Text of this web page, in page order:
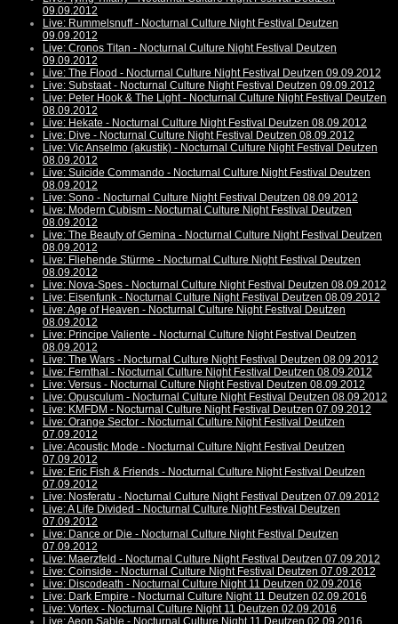
09.09.2012
Live: Rummelsnuff - Nocturnal Culture Night Festival Deutzen
09.09.2012
Live: Cronos Titan - Nocturnal Culture Night Festival Deutzen
09.09.2012
Live: The Flood - Nocturnal Culture Night Festival Deutzen 09.09.2012
Live: Substaat - Nocturnal Culture Night Festival Deutzen 09.09.2012
Live: Peter Hook & The Light - Nocturnal Culture Night Festival Deutzen
08.09.2012
Live: Hekate - Nocturnal Culture Night Festival Deutzen 08.09.2012
Live: Dive - Nocturnal Culture Night Festival Deutzen 08.09.2012
Live: Vic Anselmo (akustik) - Nocturnal Culture Night Festival Deutzen
08.09.2012
Live: Suicide Commando - Nocturnal Culture Night Festival Deutzen
08.09.2012
Live: Sono - Nocturnal Culture Night Festival Deutzen 08.09.2012
Live: Modern Cubism - Nocturnal Culture Night Festival Deutzen
08.09.2012
Live: The Beauty of Gemina - Nocturnal Culture Night Festival Deutzen
08.09.2012
Live: Fliehende Stürme - Nocturnal Culture Night Festival Deutzen
08.09.2012
Live: Nova-Spes - Nocturnal Culture Night Festival Deutzen 08.09.2012
Live: Eisenfunk - Nocturnal Culture Night Festival Deutzen 08.09.2012
Live: Age of Heaven - Nocturnal Culture Night Festival Deutzen
08.09.2012
Live: Principe Valiente - Nocturnal Culture Night Festival Deutzen
08.09.2012
Live: The Wars - Nocturnal Culture Night Festival Deutzen 08.09.2012
Live: Fernthal - Nocturnal Culture Night Festival Deutzen 08.09.2012
Live: Versus - Nocturnal Culture Night Festival Deutzen 08.09.2012
Live: Opusculum - Nocturnal Culture Night Festival Deutzen 08.09.2012
Live: KMFDM - Nocturnal Culture Night Festival Deutzen 07.09.2012
Live: Orange Sector - Nocturnal Culture Night Festival Deutzen
07.09.2012
Live: Acoustic Mode - Nocturnal Culture Night Festival Deutzen
07.09.2012
Live: Eric Fish & Friends - Nocturnal Culture Night Festival Deutzen
07.09.2012
Live: Nosferatu - Nocturnal Culture Night Festival Deutzen 07.09.2012
Live: A Life Divided - Nocturnal Culture Night Festival Deutzen
07.09.2012
Live: Dance or Die - Nocturnal Culture Night Festival Deutzen
07.09.2012
Live: Maerzfeld - Nocturnal Culture Night Festival Deutzen 07.09.2012
Live: Coinside - Nocturnal Culture Night Festival Deutzen 07.09.2012
Live: Discodeath - Nocturnal Culture Night 11 Deutzen 02.09.2016
Live: Dark Empire - Nocturnal Culture Night 11 Deutzen 02.09.2016
Live: Vortex - Nocturnal Culture Night 11 Deutzen 02.09.2016